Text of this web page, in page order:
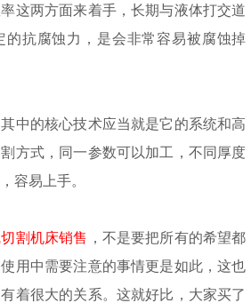
这两方面来着手，长期与液体打交道
的抗腐蚀力，是会非常容易被腐蚀掉
其中的核心技术应当就是它的系统和高
方式，同一参数可以加工，不同厚度
容易上手。
割机床销售 ，不是要把所有的希望都
用中需要注意的事情更是如此，这也
着很大的关系。这就好比，大家买了